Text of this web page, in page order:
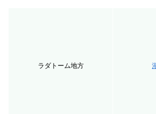
ラダトーム地方